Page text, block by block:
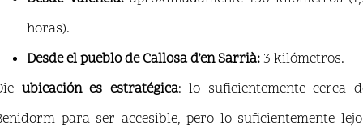
horas).
Desde el pueblo de Callosa d’en Sarrià: 3 kilómetros.
ubicación es estratégica: lo suficientemente cerca
para ser accesible, pero lo suficientemente